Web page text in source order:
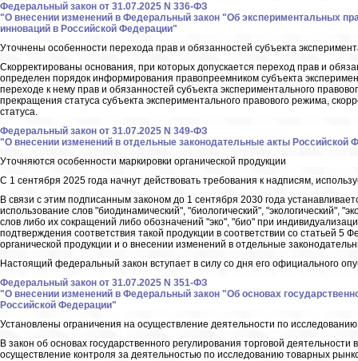
Федеральный закон от 31.07.2025 N 336-ФЗ
"О внесении изменений в Федеральный закон "Об экспериментальных
инноваций в Российской Федерации"
Уточнены особенности перехода прав и обязанностей субъекта
Скорректированы основания, при которых допускается переход прав и
определен порядок информирования правопреемником субъекта
переходе к нему прав и обязанностей субъекта экспериментального
прекращения статуса субъекта экспериментального правового режима,
статуса.
Федеральный закон от 31.07.2025 N 349-ФЗ
"О внесении изменений в отдельные законодательные акты Российской
Уточняются особенности маркировки органической продукции
С 1 сентября 2025 года начнут действовать требования к надписям,
В связи с этим подписанным законом до 1 сентября 2030 года
использование слов "биодинамический", "биологический", "экологический",
слов либо их сокращений либо обозначений "эко", "био" при
подтверждения соответствия такой продукции в соответствии со статьей 5
органической продукции и о внесении изменений в отдельные
Настоящий федеральный закон вступает в силу со дня его официального
Федеральный закон от 31.07.2025 N 351-ФЗ
"О внесении изменений в Федеральный закон "Об основах
Российской Федерации"
Установлены ограничения на осуществление деятельности по
В закон об основах государственного регулирования торговой
осуществление контроля за деятельностью по исследованию товарных